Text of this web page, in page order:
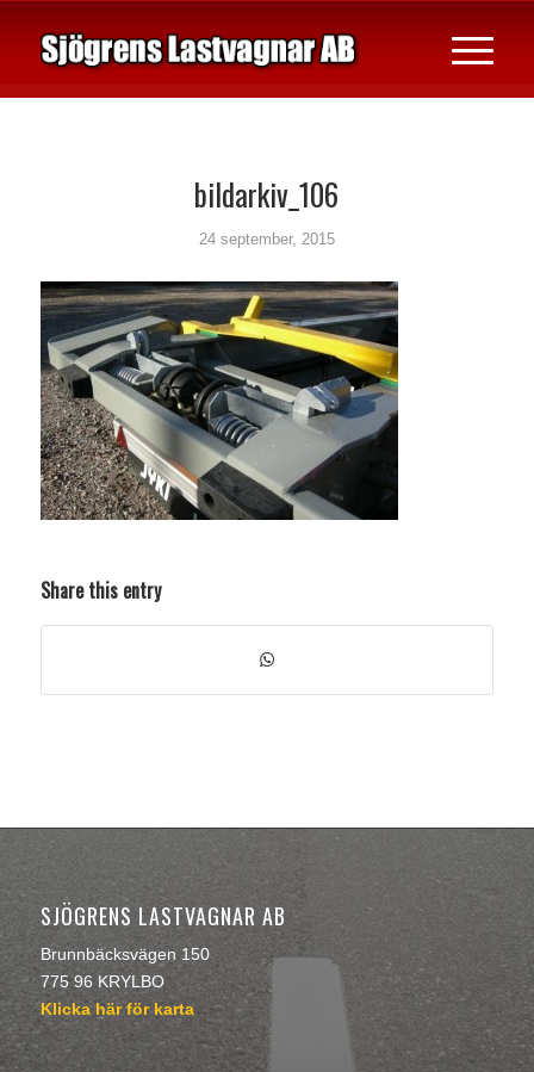
bildarkiv_106
24 september, 2015
Share this entry
SJÖGRENS LASTVAGNAR AB
Brunnbäcksvägen 150
775 96 KRYLBO
Klicka här för karta